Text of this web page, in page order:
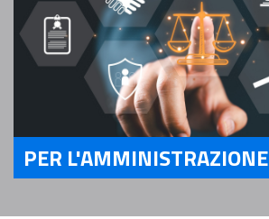
PER L'AMMINISTRAZIONE